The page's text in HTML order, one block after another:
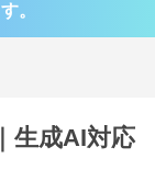
。
生成AI対応